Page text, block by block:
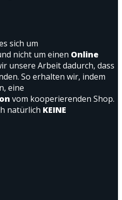
sich um
nicht um einen Online
unsere Arbeit dadurch, dass
So erhalten wir, indem
eine
vom kooperierenden Shop.
natürlich KEINE